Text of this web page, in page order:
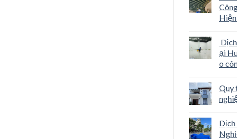
ại
o
Quy
Dịch